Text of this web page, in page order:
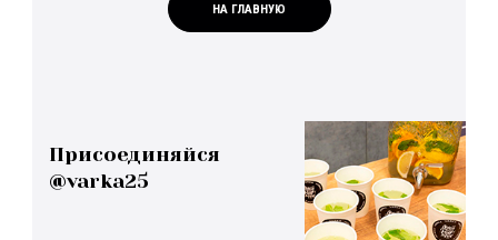
НА ГЛАВНУЮ
Присоединяйся
@varka25